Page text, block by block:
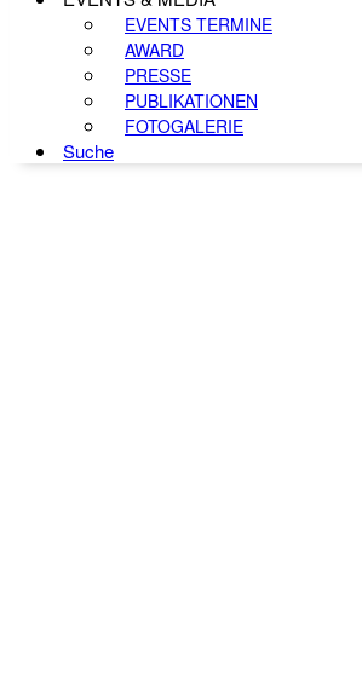
EVENTS TERMINE
AWARD
PRESSE
PUBLIKATIONEN
FOTOGALERIE
Suche